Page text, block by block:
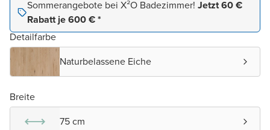
Sommerangebote bei X²O Badezimmer! Jetzt 60 €
Rabatt je 600 € *
Detailfarbe
Naturbelassene Eiche
Breite
75 cm